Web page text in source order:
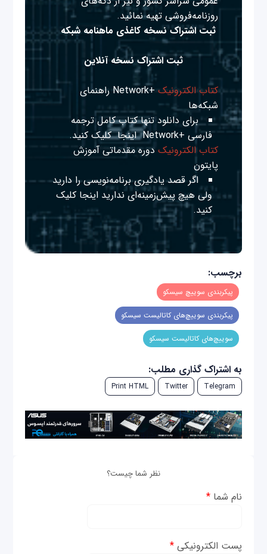
روزنامه‌فروشی تهیه نمائید.
ثبت اشتراک نسخه کاغذی ماهنامه شبکه
ثبت اشتراک نسخه آنلاین
کتاب الکترونیک
+Network راهنمای
شبکه‌ها
برای دانلود تنها کتاب کامل ترجمه
فارسی +Network
اینجا کلیک کنید.
کتاب الکترونیک دوره مقدماتی آموزش
پایتون
اگر قصد یادگیری برنامه‌نویسی را دارید
ولی هیچ پیش‌زمینه‌ای نداریداینجا کلیک
کنید.
برچسب:
پیکربندی سوییچ سیسکو
پیکربندی سوییچ‌های کاتالیست سیسکو
سوییچ‌های کاتالیست سیسکو
به اشتراک گذاری مطلب:
Telegram
Twitter
Print HTML
نظر شما چیست؟
نام شما*
پست الکترونیکی*